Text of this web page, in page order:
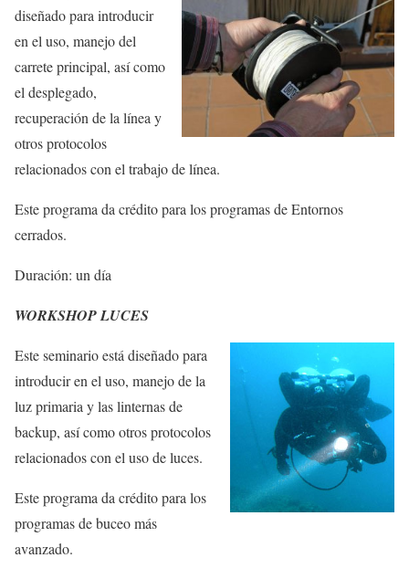
diseñado para introducir
en el uso, manejo del
carrete principal, así como
el desplegado,
recuperación de la línea y
otros protocolos
relacionados con el trabajo de línea.
Este programa da crédito para los programas de Entornos
cerrados.
Duración: un día
WORKSHOP LUCES
Este seminario está diseñado para
introducir en el uso, manejo de la
luz primaria y las linternas de
backup, así como otros protocolos
relacionados con el uso de luces.
Este programa da crédito para los
programas de buceo más
avanzado.